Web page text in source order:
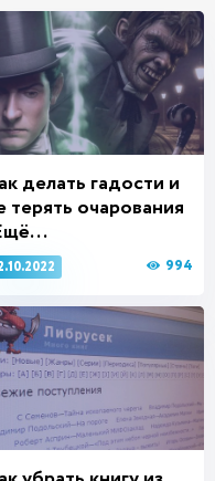
делать гадости и
терять очарования
994